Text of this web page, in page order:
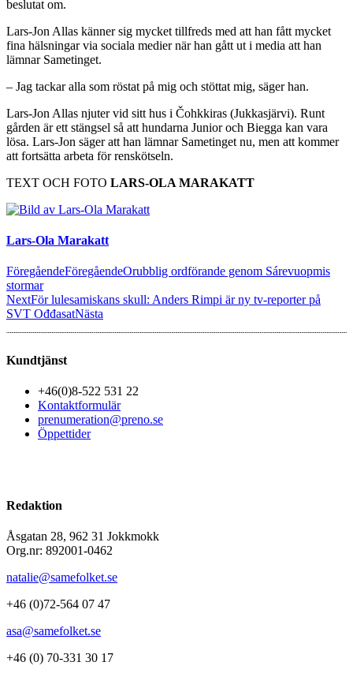
beslutat om.
Lars-Jon Allas känner sig mycket tillfreds med att han fått mycket
fina hälsningar via sociala medier när han gått ut i media att han
lämnar Sametinget.
– Jag tackar alla som röstat på mig och stöttat mig, säger han.
Lars-Jon Allas njuter vid sitt hus i Čohkkiras (Jukkasjärvi). Runt
gården är ett stängsel så att hundarna Junior och Biegga kan vara
lösa. Lars-Jon säger att han lämnar Sametinget nu, men att kommer
att fortsätta arbeta för renskötseln.
TEXT OCH FOTO LARS-OLA MARAKATT
Lars-Ola Marakatt
FöregåendeFöregåendeOrubblig ordförande genom Sárevuopmis
stormar
NextFör lulesamiskans skull: Anders Rimpi är ny tv-reporter på
SVT OđđasatNästa
Kundtjänst
+46(0)8-522 531 22
Kontaktformulär
prenumeration@preno.se
Öppettider
Redaktion
Åsgatan 28, 962 31 Jokkmokk
Org.nr: 892001-0462
natalie@samefolket.se
+46 (0)72-564 07 47
asa@samefolket.se
+46 (0) 70-331 30 17